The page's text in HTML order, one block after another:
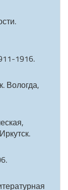
1916.
Вологда,